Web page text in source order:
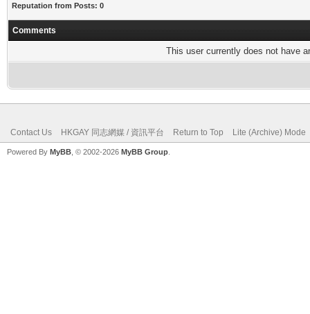
Reputation from Posts: 0
Comments
This user currently does not have
Contact Us HKGAY 同志網媒 / 資訊平台 Return to Top Lite (Archive) Mode
Powered By MyBB , © 2002-2026 MyBB Group